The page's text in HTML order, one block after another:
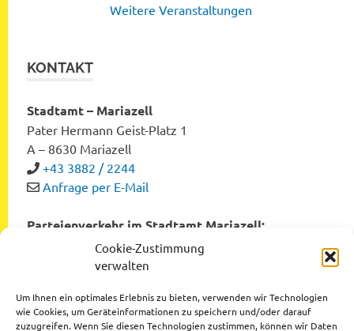
Cookie-Zustimmung
verwalten
Um Ihnen ein optimales Erlebnis zu bieten, verwenden wir Technologien
wie Cookies, um Geräteinformationen zu speichern und/oder darauf
zuzugreifen. Wenn Sie diesen Technologien zustimmen, können wir Daten
Weitere Veranstaltungen
KONTAKT
Stadtamt – Mariazell
Pater Hermann Geist-Platz 1
A – 8630 Mariazell
+43 3882 / 2244
Anfrage per E-Mail
Parteienverkehr im Stadtamt Mariazell:
Montag bis Freitag von 8:00 bis 12:00 Uhr
Dienstag und Donnerstag von 12:00 bis 16:00 Uhr